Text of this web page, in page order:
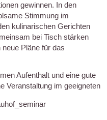
gewinnen. In den
Stimmung im
kulinarischen Gerichten
bei Tisch stärken
Pläne für das
Aufenthalt und eine gute
Veranstaltung im geeigneten